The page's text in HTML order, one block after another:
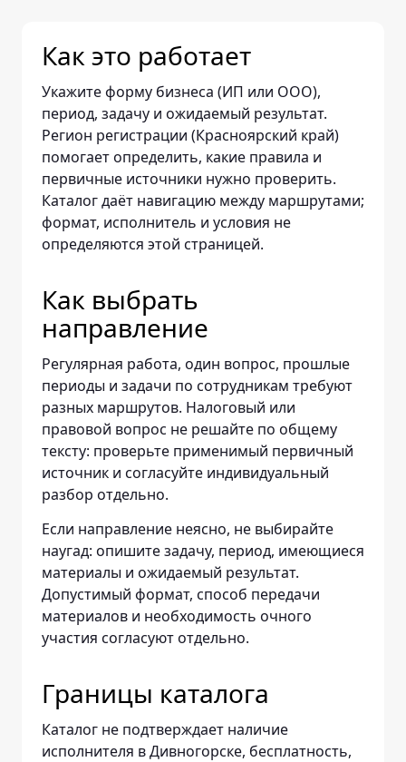
Как это работает
Укажите форму бизнеса (ИП или ООО),
период, задачу и ожидаемый результат.
Регион регистрации (Красноярский край)
помогает определить, какие правила и
первичные источники нужно проверить.
Каталог даёт навигацию между маршрутами;
формат, исполнитель и условия не
определяются этой страницей.
Как выбрать
направление
Регулярная работа, один вопрос, прошлые
периоды и задачи по сотрудникам требуют
разных маршрутов. Налоговый или
правовой вопрос не решайте по общему
тексту: проверьте применимый первичный
источник и согласуйте индивидуальный
разбор отдельно.
Если направление неясно, не выбирайте
наугад: опишите задачу, период, имеющиеся
материалы и ожидаемый результат.
Допустимый формат, способ передачи
материалов и необходимость очного
участия согласуют отдельно.
Границы каталога
Каталог не подтверждает наличие
исполнителя в Дивногорске, бесплатность,